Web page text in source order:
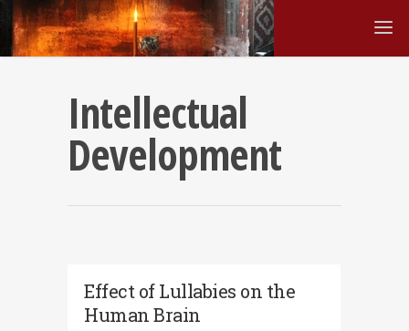
Intellectual
Development
Effect of Lullabies on the
Human Brain